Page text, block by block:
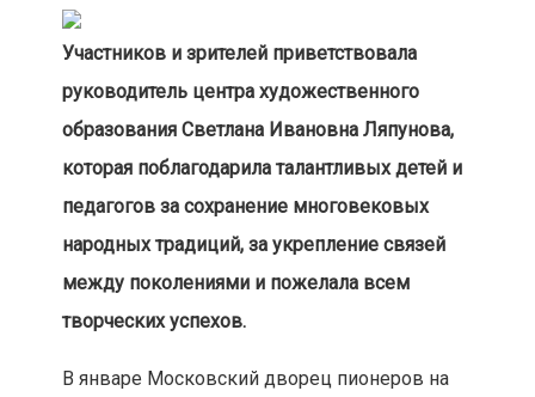
Участников и зрителей приветствовала
руководитель центра художественного
образования Светлана Ивановна Ляпунова,
которая поблагодарила талантливых детей и
педагогов за сохранение многовековых
народных традиций, за укрепление связей
между поколениями и пожелала всем
творческих успехов.
В январе Московский дворец пионеров на